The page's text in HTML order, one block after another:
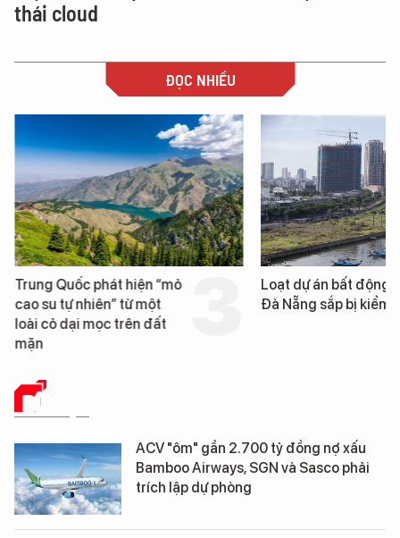
thái cloud
ĐỌC NHIỀU
Trung Quốc phát hiện “mỏ
cao su tự nhiên” từ một
loài cỏ dại mọc trên đất
mặn
Loạt dự án bất động
Đà Nẵng sắp bị kiểm
DỮ LIỆU
ACV "ôm" gần 2.700 tỷ đồng nợ xấu
Bamboo Airways, SGN và Sasco phải
trích lập dự phòng